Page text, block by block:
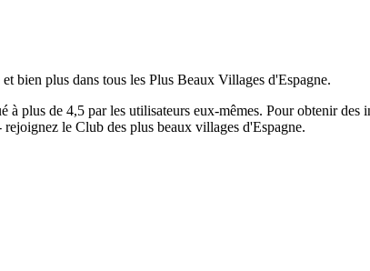
bien plus dans tous les Plus Beaux Villages d'Espagne.
à plus de 4,5 par les utilisateurs eux-mêmes. Pour obtenir des
le Club des plus beaux villages d'Espagne.